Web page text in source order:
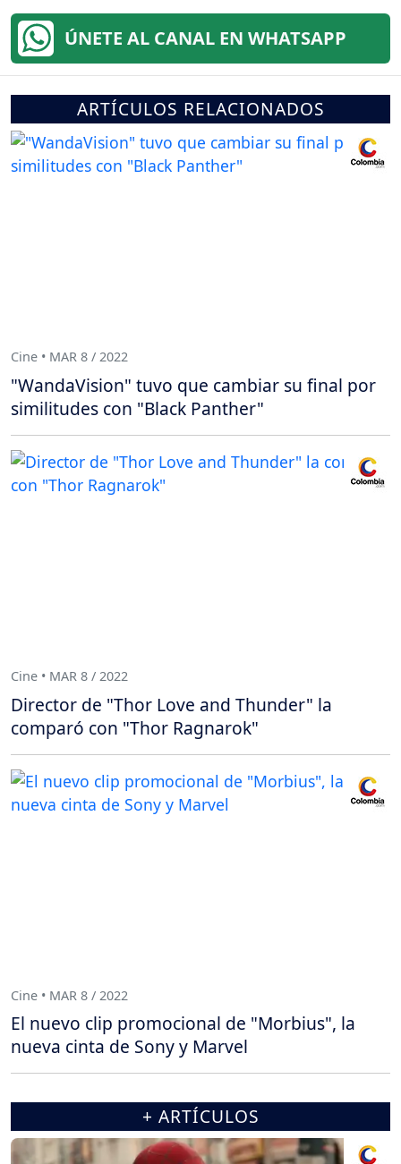
ÚNETE AL CANAL EN WHATSAPP
ARTÍCULOS RELACIONADOS
Cine • MAR 8 / 2022
"WandaVision" tuvo que cambiar su final por
similitudes con "Black Panther"
Cine • MAR 8 / 2022
Director de "Thor Love and Thunder" la
comparó con "Thor Ragnarok"
Cine • MAR 8 / 2022
El nuevo clip promocional de "Morbius", la
nueva cinta de Sony y Marvel
+ ARTÍCULOS